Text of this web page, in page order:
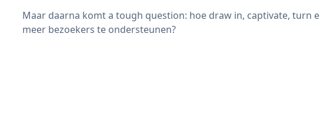
Maar daarna komt a tough question: hoe draw in, captivate, turn
meer bezoekers te ondersteunen?